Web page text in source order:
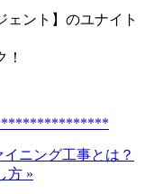
ェント】のユナイト
ニング工事とは？
方 »